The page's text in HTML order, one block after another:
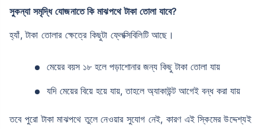
সুকন্যা সমৃদ্ধি যোজনাতে কি মাঝপথে টাকা তোলা যাবে?
হ্যাঁ, টাকা তোলার ক্ষেত্রে কিছুটা ফ্লেক্সিবিলিটি আছে।
মেয়ের বয়স ১৮ হলে পড়াশোনার জন্য কিছু টাকা তোলা যায়
যদি মেয়ের বিয়ে হয়ে যায়, তাহলে অ্যাকাউন্ট আগেই বন্ধ করা যায়
তবে পুরো টাকা মাঝপথে তুলে নেওয়ার সুযোগ নেই, কারণ এই স্কিমের উদ্দেশ্যই